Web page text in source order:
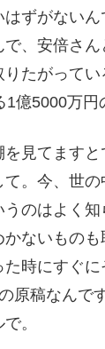
ずがない
、安倍さ
たがって
億5000万円
見てます
て。今、世
のはよく
ないもの
た時にすぐ
原稿なんで
。